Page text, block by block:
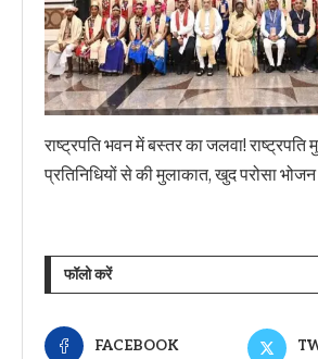
राष्ट्रपति भवन में बस्तर का जलवा! राष्ट्रपति
प्रतिनिधियों से की मुलाकात, खुद परोसा भोजन
फॉलो करें
FACEBOOK